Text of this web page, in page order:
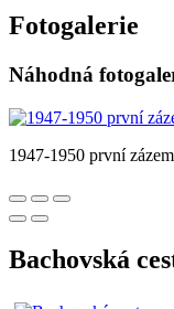
Fotogalerie
Náhodná
1947-1950 první
Bachovská